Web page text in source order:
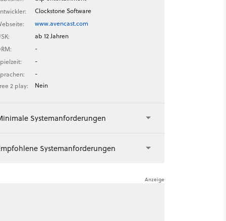
Clockstone Software
www.avencast.com
ab 12 Jahren
-
-
-
2 play:
Nein
Systemanforderungen
Systemanforderungen